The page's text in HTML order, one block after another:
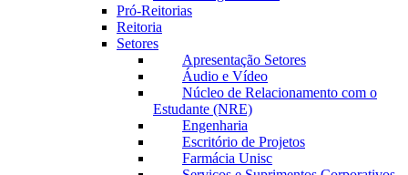
Pró-Reitorias
Reitoria
Setores
Apresentação Setores
Áudio e Vídeo
Núcleo de Relacionamento com o
Estudante (NRE)
Engenharia
Escritório de Projetos
Farmácia Unisc